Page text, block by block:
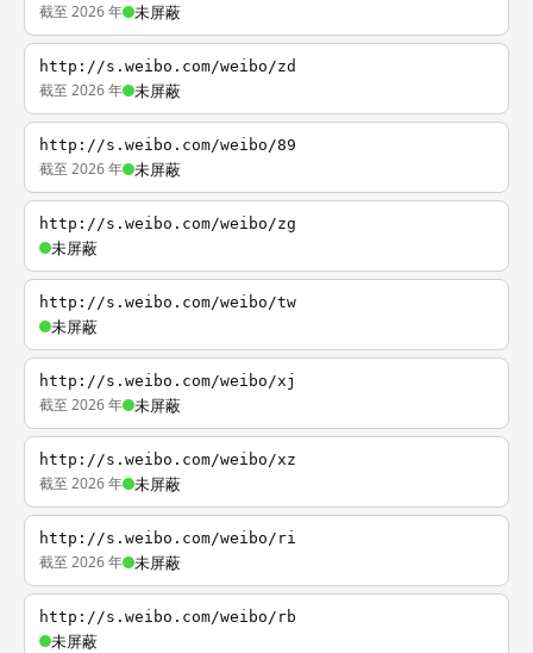
截至 2026 年 未屏蔽
http://s.weibo.com/weibo/zd
截至 2026 年 未屏蔽
http://s.weibo.com/weibo/89
截至 2026 年 未屏蔽
http://s.weibo.com/weibo/zg
未屏蔽
http://s.weibo.com/weibo/tw
未屏蔽
http://s.weibo.com/weibo/xj
截至 2026 年 未屏蔽
http://s.weibo.com/weibo/xz
截至 2026 年 未屏蔽
http://s.weibo.com/weibo/ri
截至 2026 年 未屏蔽
http://s.weibo.com/weibo/rb
未屏蔽